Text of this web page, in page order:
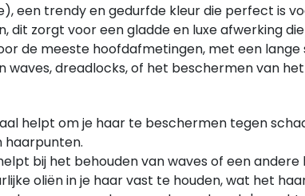
een trendy en gedurfde kleur die perfect is
dit zorgt voor een gladde en luxe afwerking
de meeste hoofdafmetingen, met een
waves, dreadlocks, of het beschermen van
helpt om je haar te beschermen tegen
haarpunten.
bij het behouden van waves of een
oliën in je haar vast te houden, wat het